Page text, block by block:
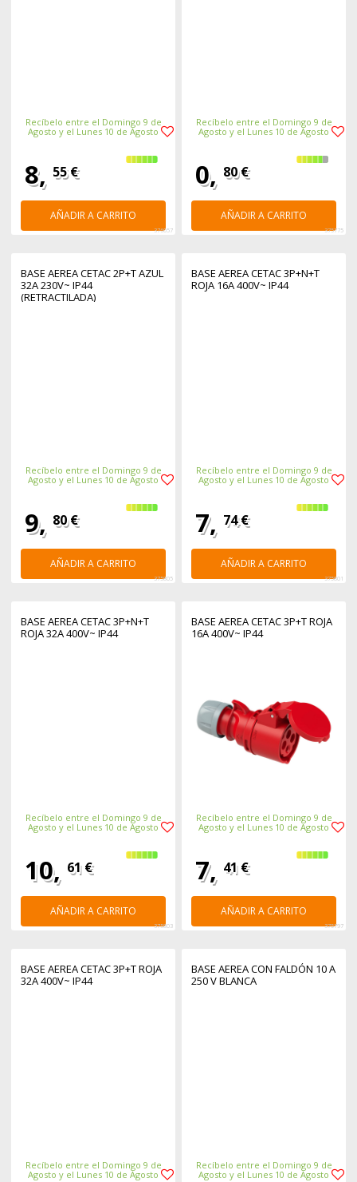
Recíbelo entre el Domingo 9 de
Agosto y el Lunes 10 de Agosto
8, 55 €
AÑADIR A CARRITO
376057
Recíbelo entre el Domingo 9 de
Agosto y el Lunes 10 de Agosto
0, 80 €
AÑADIR A CARRITO
375775
BASE AEREA CETAC 2P+T AZUL
32A 230V~ IP44
(RETRACTILADA)
Recíbelo entre el Domingo 9 de
Agosto y el Lunes 10 de Agosto
9, 80 €
AÑADIR A CARRITO
375805
BASE AEREA CETAC 3P+N+T
ROJA 16A 400V~ IP44
Recíbelo entre el Domingo 9 de
Agosto y el Lunes 10 de Agosto
7, 74 €
AÑADIR A CARRITO
375801
BASE AEREA CETAC 3P+N+T
ROJA 32A 400V~ IP44
Recíbelo entre el Domingo 9 de
Agosto y el Lunes 10 de Agosto
10, 61 €
AÑADIR A CARRITO
375803
BASE AEREA CETAC 3P+T ROJA
16A 400V~ IP44
Recíbelo entre el Domingo 9 de
Agosto y el Lunes 10 de Agosto
7, 41 €
AÑADIR A CARRITO
375797
BASE AEREA CETAC 3P+T ROJA
32A 400V~ IP44
Recíbelo entre el Domingo 9 de
Agosto y el Lunes 10 de Agosto
BASE AEREA CON FALDÓN 10 A
250 V BLANCA
Recíbelo entre el Domingo 9 de
Agosto y el Lunes 10 de Agosto